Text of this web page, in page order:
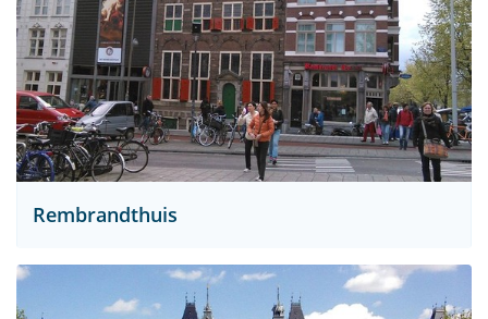
Rembrandthuis